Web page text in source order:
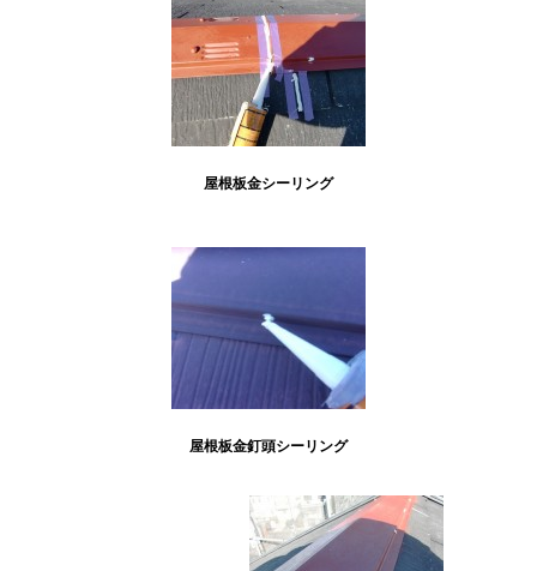
屋根板金シーリング
屋根板金釘頭シーリング